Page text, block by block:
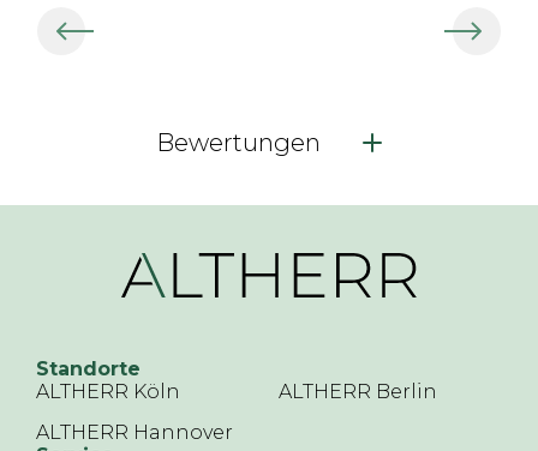
Bewertungen
Standorte
ALTHERR Köln
ALTHERR Berlin
ALTHERR Hannover